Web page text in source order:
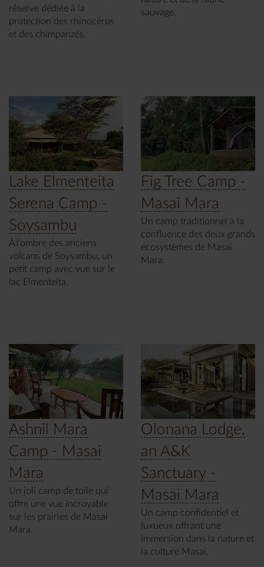
réserve dédiée à la
protection des rhinocéros
et des chimpanzés.
sauvage.
Lake Elmenteita
Serena Camp -
Soysambu
À l’ombre des anciens
volcans de Soysambu, un
petit camp avec vue sur le
lac Elmenteita.
Fig Tree Camp -
Masai Mara
Un camp traditionnel à la
confluence des deux grands
écosystèmes de Masai
Mara.
Ashnil Mara
Camp - Masai
Mara
Un joli camp de toile qui
offre une vue incroyable
sur les prairies de Masai
Mara.
Olonana Lodge,
an A&K
Sanctuary -
Masai Mara
Un camp confidentiel et
luxueux offrant une
immersion dans la nature et
la culture Masai.